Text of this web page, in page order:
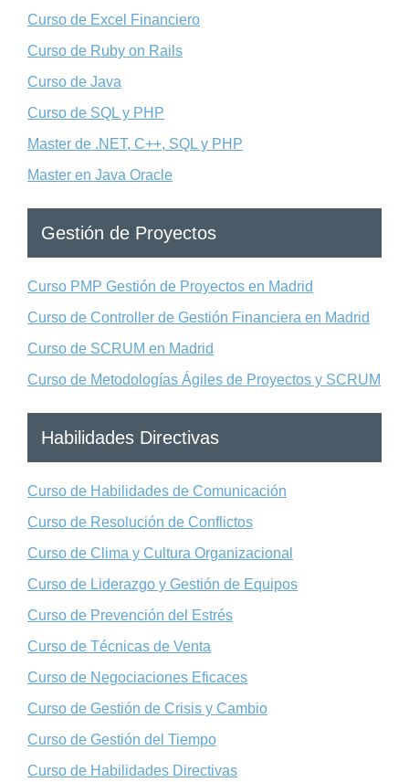
Curso de Excel Financiero
Curso de Ruby on Rails
Curso de Java
Curso de SQL y PHP
Master de .NET, C++, SQL y PHP
Master en Java Oracle
Gestión de Proyectos
Curso PMP Gestión de Proyectos en Madrid
Curso de Controller de Gestión Financiera en Madrid
Curso de SCRUM en Madrid
Curso de Metodologías Ágiles de Proyectos y SCRUM
Habilidades Directivas
Curso de Habilidades de Comunicación
Curso de Resolución de Conflictos
Curso de Clima y Cultura Organizacional
Curso de Liderazgo y Gestión de Equipos
Curso de Prevención del Estrés
Curso de Técnicas de Venta
Curso de Negociaciones Eficaces
Curso de Gestión de Crisis y Cambio
Curso de Gestión del Tiempo
Curso de Habilidades Directivas